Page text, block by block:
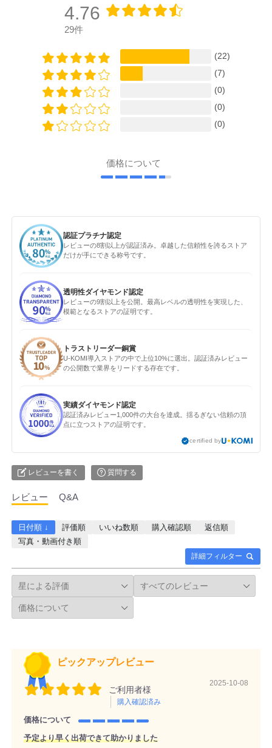
4.76
29件
(22)
(7)
(0)
(0)
(0)
価格について
認証プラチナ認定
レビューの8割以上が認証済み。卓越した信頼性を誇るストア
だけが手にできる称号です。
透明性ダイヤモンド認定
レビューの9割以上を公開。最高レベルの透明性を実現した、
模範となるストアの証明です。
トラストリーダー銅賞
U-KOMI導入ストアの中で上位10%に選出。認証済みレビュー
の公開数で業界をリードする存在です。
実績ダイヤモンド認定
認証済みレビュー1,000件の大台を達成。揺るぎない信頼の頂
点に立つストアの証明です。
certified by
レビューを書く 質問する
レビュー Q&A
詳細フィルター
日付順 ↓ 評価順 いいね数順 購入確認順
返信順
写真・動画付き順
ピックアップレビュー
ご利用者様
購入確認済み
2025-10-08
価格について
予定より早く出荷できて助かりました